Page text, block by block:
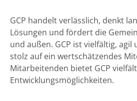
GCP handelt verlässlich, denkt
Lösungen und fördert die
und außen. GCP ist vielfältig,
stolz auf ein wertschätzendes
Mitarbeitenden bietet GCP
Entwicklungsmöglichkeiten.